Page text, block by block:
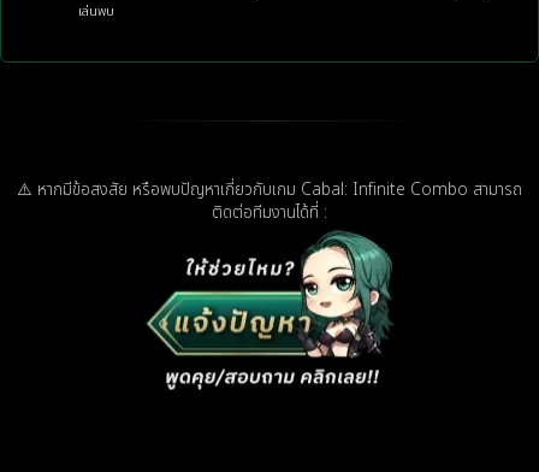
เล่นพบ
⚠️ หากมีข้อสงสัย หรือพบปัญหาเกี่ยวกับเกม Cabal: Infinite Combo สามารถ
ติดต่อทีมงานได้ที่ :